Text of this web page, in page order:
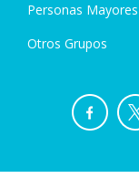
Personas Mayores
Otros Grupos